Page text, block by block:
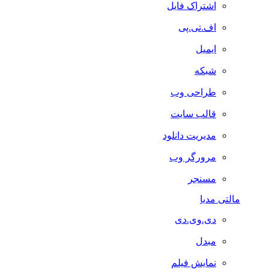
اشتراک فایل
اف.تی.پی
ایمیل
شبکه
طراحی وب
قالب سایت
مدیریت دانلود
مرورگر وب
مسنجر
مالتی مدیا
دی.وی.دی
مبدل
نمایش فیلم